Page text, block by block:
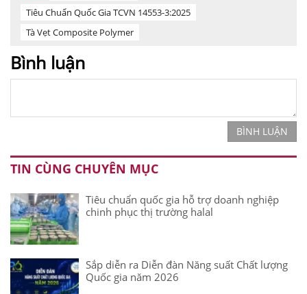
Tiêu Chuẩn Quốc Gia TCVN 14553-3:2025
Tà Vẹt Composite Polymer
Bình luận
BÌNH LUẬN
TIN CÙNG CHUYÊN MỤC
Tiêu chuẩn quốc gia hỗ trợ doanh nghiệp
chinh phục thị trường halal
Sắp diễn ra Diễn đàn Năng suất Chất lượng
Quốc gia năm 2026